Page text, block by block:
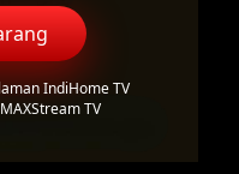
IndiHome TV
TV